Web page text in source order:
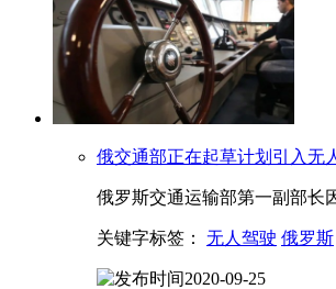
俄交通部正在起草计划引入无
俄罗斯交通运输部第一副部长
关键字标签： 无人驾驶 俄罗斯
2020-09-25